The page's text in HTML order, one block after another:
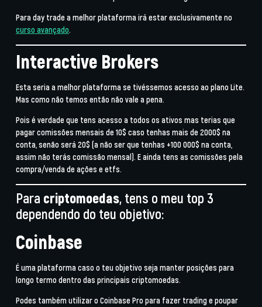
Para day trade a melhor plataforma irá estar exclusivamente no
curso avançado.
Interactive Brokers
Esta seria a melhor plataforma se tivéssemos acesso ao plano Lite.
Mas como não temos então não vale a pena.
Pois é verdade que tens acesso a todos os ativos mas terias que
pagar comissões mensais de 10$ caso tenhas mais de 2000$ na
conta, senão será 20$ (a não ser que tenhas +100 000$ na conta,
assim não terás comissão mensal). E ainda tens as comissões pela
compra/venda de ações e etfs.
Para criptomoedas, tens o meu top 3
dependendo do teu objetivo:
Coinbase
É uma plataforma caso o teu objetivo seja manter posições para
longo termo dentro das principais criptomoedas.
Podes também utilizar o Coinbase Pro para fazer trading e poupar